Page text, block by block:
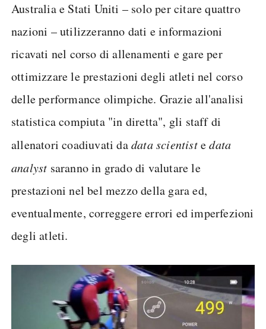
Australia e Stati Uniti – solo per citare quattro
nazioni – utilizzeranno dati e informazioni
ricavati nel corso di allenamenti e gare per
ottimizzare le prestazioni degli atleti nel corso
delle performance olimpiche. Grazie all'analisi
statistica compiuta "in diretta", gli staff di
allenatori coadiuvati dadata scientistedata
analyst saranno in grado di valutare le
prestazioni nel bel mezzo della gara ed,
eventualmente, correggere errori ed imperfezioni
degli atleti.